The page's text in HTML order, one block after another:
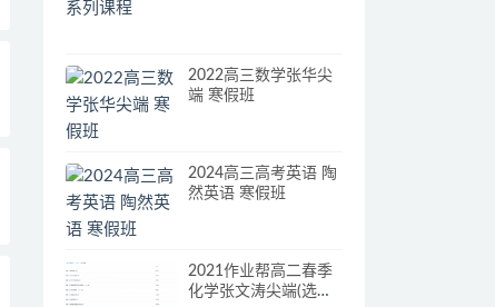
2022高三数学张华尖
端 寒假班
2024高三高考英语 陶
然英语 寒假班
2021作业帮高二春季
化学张文涛尖端(选